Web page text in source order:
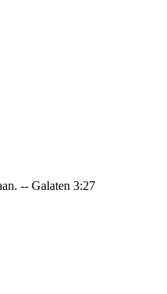
-- Galaten 3:27